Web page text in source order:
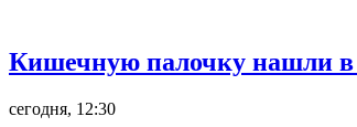
Кишечную палочку нашли в
сегодня, 12:30